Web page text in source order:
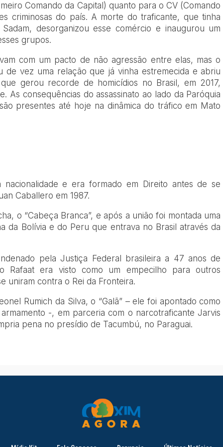
Comando da Capital) quanto para o CV (Comando
criminosas do país. A morte do traficante, que tinha
desorganizou esse comércio e inaugurou um
grupos.
com um pacto de não agressão entre elas, mas o
de vez uma relação que já vinha estremecida e abriu
gerou recorde de homicídios no Brasil, em 2017,
As consequências do assassinato ao lado da Paróquia
presentes até hoje na dinâmica do tráfico em Mato
nacionalidade e era formado em Direito antes de se
Caballero em 1987.
o “Cabeça Branca”, e após a união foi montada uma
da Bolívia e do Peru que entrava no Brasil através da
pela Justiça Federal brasileira a 47 anos de
Rafaat era visto como um empecilho para outros
uniram contra o Rei da Fronteira.
Rumich da Silva, o “Galã” – ele foi apontado como
-, em parceria com o narcotraficante Jarvis
pena no presídio de Tacumbú, no Paraguai.